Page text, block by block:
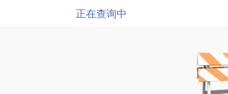
正在查询中